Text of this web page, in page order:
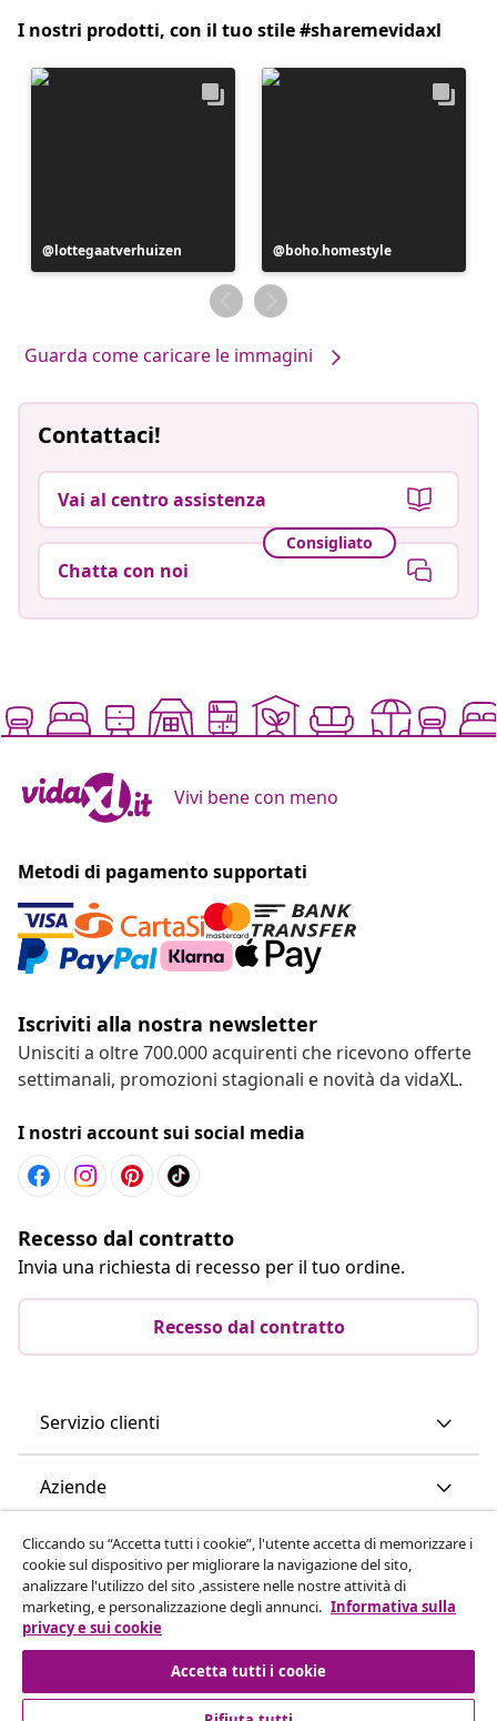
I nostri prodotti, con il tuo stile #sharemevidaxl
Post
pubblicato
lottegaatverhuizen
Post
pubblicato
da
boho.homestyle
Guarda come caricare le immagini
Contattaci!
Vai al centro assistenza
Consigliato
Chatta con noi
Vivi bene con meno
Metodi di pagamento supportati
Iscriviti alla nostra newsletter
Unisciti a oltre 700.000 acquirenti che ricevono offerte
settimanali, promozioni stagionali e novità da vidaXL.
I nostri account sui social media
Recesso dal contratto
Invia una richiesta di recesso per il tuo ordine.
Recesso dal contratto
Servizio clienti
Aziende
vidaXL
Scopri di più
Cliccando su “Accetta tutti i cookie”, l'utente accetta di memorizzare i
cookie sul dispositivo per migliorare la navigazione del sito,
analizzare l'utilizzo del sito ,assistere nelle nostre attività di
marketing, e personalizzazione degli annunci. Informativa sulla
privacy e sui cookie
Accetta tutti i cookie